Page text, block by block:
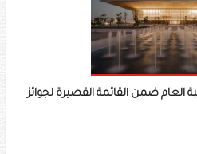
العام ضمن القائمة القصيرة لجوائز